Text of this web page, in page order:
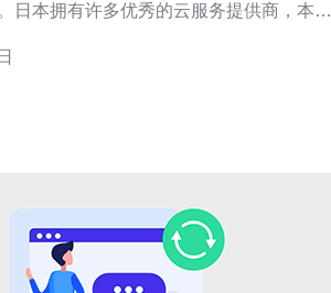
日本拥有许多优秀的云服务提供商，本文